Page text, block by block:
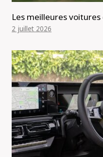
Les meilleures voitures
2 juillet 2026